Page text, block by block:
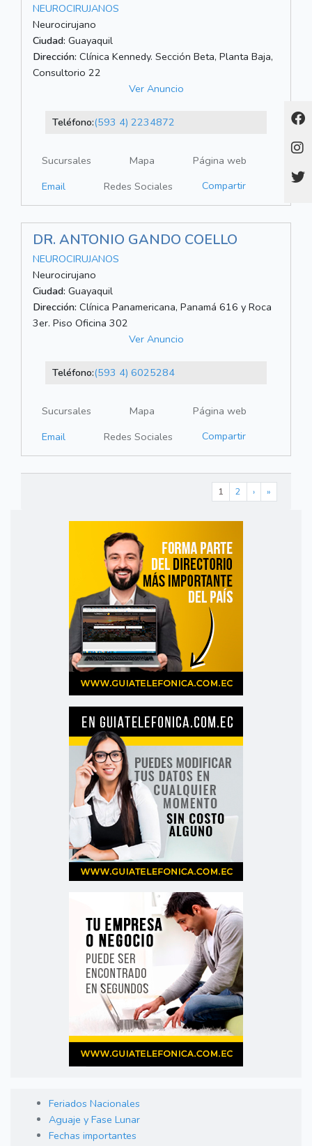
NEUROCIRUJANOS
Neurocirujano
Ciudad: Guayaquil
Dirección: Clínica Kennedy. Sección Beta, Planta Baja,
Consultorio 22
Ver Anuncio
Teléfono:(593 4) 2234872
Sucursales Mapa
Página web
Email
Redes Sociales Compartir
DR. ANTONIO GANDO COELLO
NEUROCIRUJANOS
Neurocirujano
Ciudad: Guayaquil
Dirección: Clínica Panamericana, Panamá 616 y Roca
3er. Piso Oficina 302
Ver Anuncio
Teléfono:(593 4) 6025284
Sucursales Mapa
Página web
Email
Redes Sociales Compartir
1 2 › »
Feriados Nacionales
Aguaje y Fase Lunar
Fechas importantes